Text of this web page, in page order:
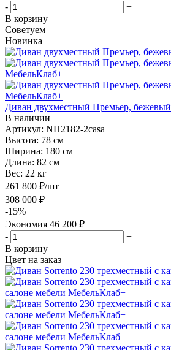
-
+
В корзину
Советуем
Новинка
Диван двухместный Премьер, бежевый
В наличии
Артикул: NH2182-2casa
Высота: 78 см
Ширина: 180 см
Длина: 82 см
Вес: 22 кг
261 800 ₽/шт
308 000 ₽
-15%
Экономия 46 200 ₽
-
+
В корзину
Цвет на заказ